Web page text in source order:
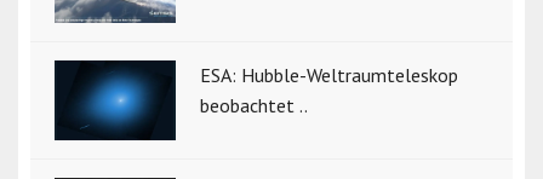
ESA: Hubble-Weltraumteleskop
beobachtet ..